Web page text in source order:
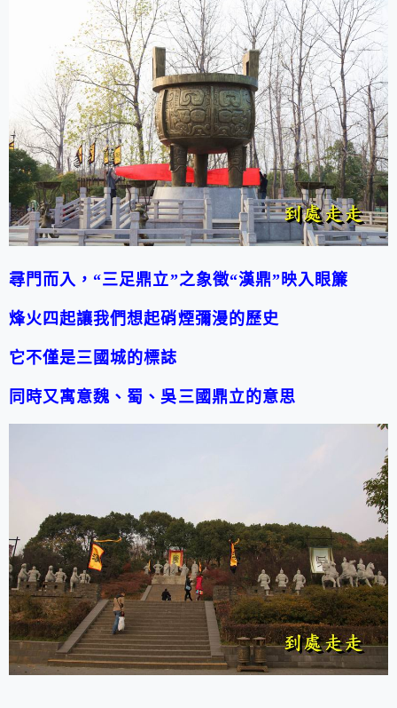
尋門而入， “三足鼎立”之象徵“漢鼎” 映入眼簾
烽火四起讓我們想起硝煙彌漫的歷史
它不僅是三國城的標誌
同時又寓意魏、蜀、吳三國鼎立的意思